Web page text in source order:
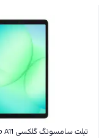
تبلت سامسونگ گلکسی Tab A11 ظرفیت 128GB رم 8GB